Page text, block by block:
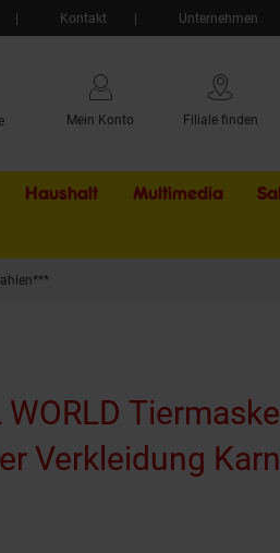
Kontakt Unternehmen
Mein Konto Filiale finden
Haushalt Multimedia
Verkleidung